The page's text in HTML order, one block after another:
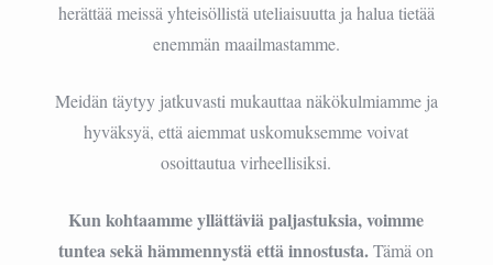
herättää meissä yhteisöllistä uteliaisuutta ja halua tietää
enemmän maailmastamme.
Meidän täytyy jatkuvasti mukauttaa näkökulmiamme ja
hyväksyä, että aiemmat uskomuksemme voivat
osoittautua virheellisiksi.
Kun kohtaamme yllättäviä paljastuksia, voimme
tuntea sekä hämmennystä että innostusta.Tämä on